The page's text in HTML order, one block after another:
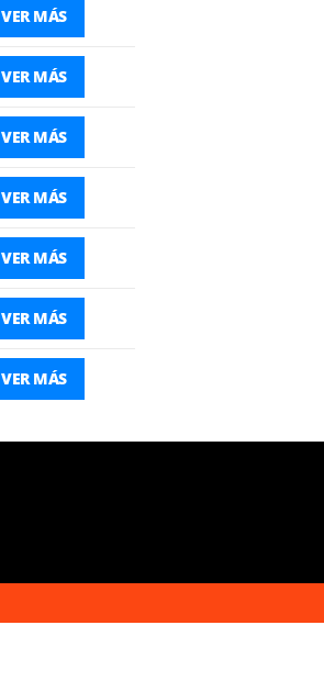
VER MÁS
VER MÁS
VER MÁS
VER MÁS
VER MÁS
VER MÁS
VER MÁS